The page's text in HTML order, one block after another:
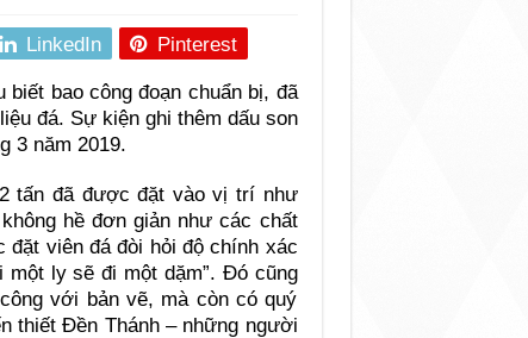
LinkedIn Pinterest
bao công đoạn chuẩn bị, đã
đá. Sự kiện ghi thêm dấu son
3 năm 2019.
tấn đã được đặt vào vị trí như
hề đơn giản như các chất
đặt viên đá đòi hỏi độ chính xác
một ly sẽ đi một dặm”. Đó cũng
với bản vẽ, mà còn có quý
thiết Đền Thánh – những người